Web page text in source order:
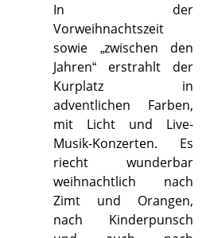
In der
Vorweihnachtszeit
sowie „zwischen den
Jahren“ erstrahlt der
Kurplatz in
adventlichen Farben,
mit Licht und Live-
Musik-Konzerten. Es
riecht wunderbar
weihnachtlich nach
Zimt und Orangen,
nach Kinderpunsch